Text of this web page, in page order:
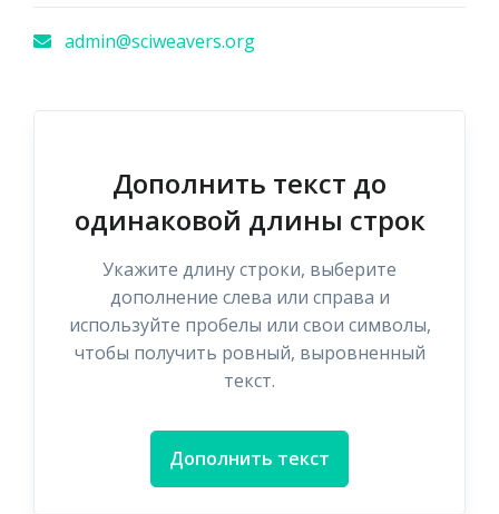
admin@sciweavers.org
Дополнить текст до
одинаковой длины строк
Укажите длину строки, выберите
дополнение слева или справа и
используйте пробелы или свои символы,
чтобы получить ровный, выровненный
текст.
Дополнить текст